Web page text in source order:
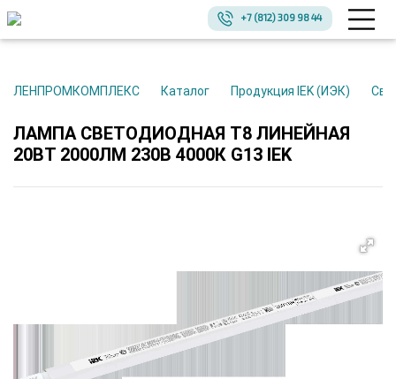
+7 (812) 309 98 44
ЛЕНПРОМКОМПЛЕКС Каталог Продукция IEK (ИЭК)
ЛАМПА СВЕТОДИОДНАЯ T8 ЛИНЕЙНАЯ
20ВТ 2000ЛМ 230В 4000К G13 IEK